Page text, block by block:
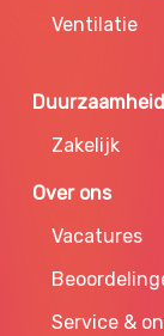
Ventilatie
Zakelijk
Over ons
Vacatures
Service &